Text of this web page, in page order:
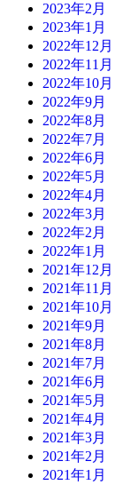
2023年2月
2023年1月
2022年12月
2022年11月
2022年10月
2022年9月
2022年8月
2022年7月
2022年6月
2022年5月
2022年4月
2022年3月
2022年2月
2022年1月
2021年12月
2021年11月
2021年10月
2021年9月
2021年8月
2021年7月
2021年6月
2021年5月
2021年4月
2021年3月
2021年2月
2021年1月